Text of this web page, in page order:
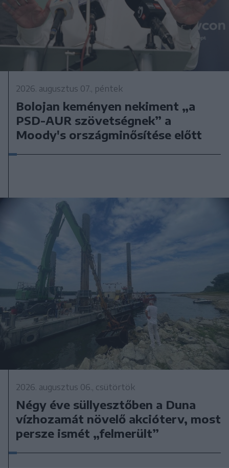
2026. augusztus 07., péntek
Bolojan keményen nekiment „a
PSD-AUR szövetségnek” a
Moody's országminősítése előtt
2026. augusztus 06., csütörtök
Négy éve süllyesztőben a Duna
vízhozamát növelő akcióterv, most
persze ismét „felmerült”